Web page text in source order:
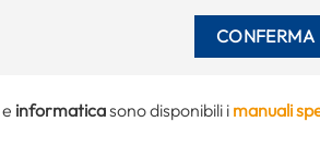
e informaticasono disponibili i manuali